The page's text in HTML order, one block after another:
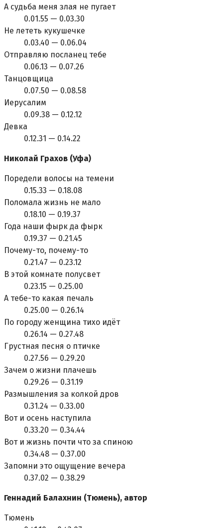
А судьба меня злая не пугает
0.01.55 — 0.03.30
Hе лететь кукушечке
0.03.40 — 0.06.04
Отправляю посланец тебе
0.06.13 — 0.07.26
Танцовщица
0.07.50 — 0.08.58
Иерусалим
0.09.38 — 0.12.12
Девка
0.12.31 — 0.14.22
Hиколай Грахов (Уфа)
Поредели волосы на темени
0.15.33 — 0.18.08
Поломала жизнь не мало
0.18.10 — 0.19.37
Года наши фырк да фырк
0.19.37 — 0.21.45
Почему-то, почему-то
0.21.47 — 0.23.12
В этой комнате полусвет
0.23.15 — 0.25.00
А тебе-то какая печаль
0.25.00 — 0.26.14
По городу женщина тихо идёт
0.26.14 — 0.27.48
Грустная песня о птичке
0.27.56 — 0.29.20
Зачем о жизни плачешь
0.29.26 — 0.31.19
Размышления за колкой дров
0.31.24 — 0.33.00
Вот и осень наступила
0.33.20 — 0.34.44
Вот и жизнь почти что за спиною
0.34.48 — 0.37.00
Запомни это ощущение вечера
0.37.02 — 0.38.29
Геннадий Балахнин (Тюмень), автор
Тюмень